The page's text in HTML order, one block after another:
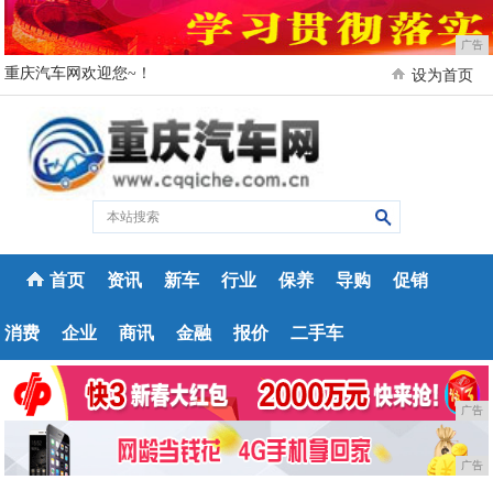
广告
重庆汽车网欢迎您~！ 设为首页
首页 资讯 新车 行业 保养 导购 促销
消费 企业 商讯 金融 报价 二手车
广告
广告